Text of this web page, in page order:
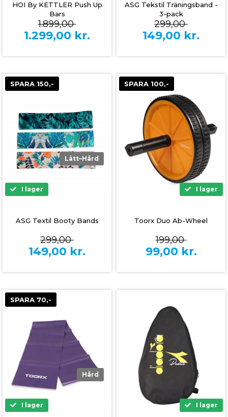
HOI By KETTLER Push Up
Bars
1.899,00
1.299,00 kr.
ASG Tekstil Träningsband -
3-pack
299,00
149,00 kr.
SPARA 150,-
Lätt–Hård
I lager
ASG Textil Booty Bands
299,00
149,00 kr.
SPARA 100,-
I lager
Toorx Duo Ab-Wheel
199,00
99,00 kr.
SPARA 70,-
Hård
I lager I lager